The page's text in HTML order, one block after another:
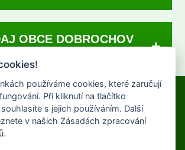
2/2020
1/2020
OBCE DOBROCHOV
zpravodaje
4/2021
3/2021
Obecní úřad, Dobrochov 43
798 07 Brodek u Prostějova
používáme cookies, které zaručují
Při kliknutí na tlačítko
s jejich používáním. Další
v našich Zásadách zpracování